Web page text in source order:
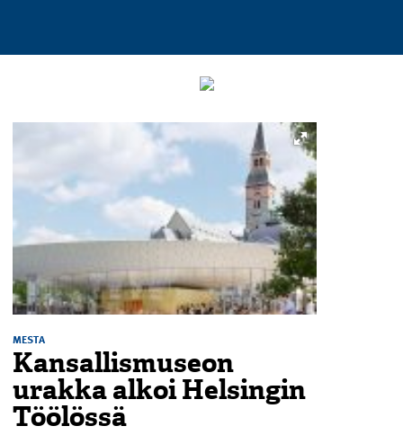
MESTA
Kansallismuseon
urakka alkoi Helsingin
Töölössä